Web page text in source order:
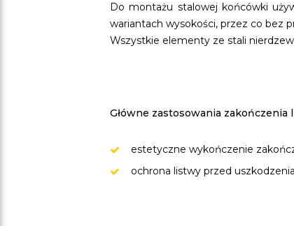
Do montażu stalowej końcówki
wariantach wysokości, przez co bez
Wszystkie elementy ze stali
Główne zastosowania
estetyczne wykończenie
ochrona listwy przed